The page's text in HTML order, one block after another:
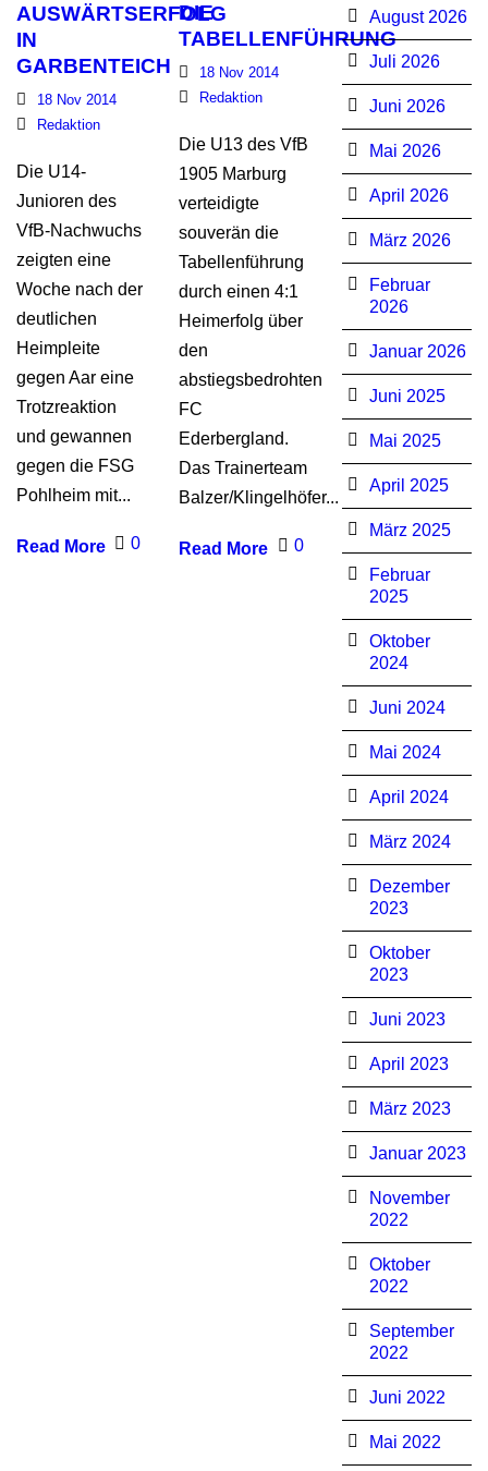
AUSWÄRTSERFOLG
IN
GARBENTEICH
18 Nov 2014
Redaktion
Die U14-
Junioren des
VfB-Nachwuchs
zeigten eine
Woche nach der
deutlichen
Heimpleite
gegen Aar eine
Trotzreaktion
und gewannen
gegen die FSG
Pohlheim mit...
Read More 0
DIE
TABELLENFÜHRUNG
18 Nov 2014
Redaktion
Die U13 des VfB
1905 Marburg
verteidigte
souverän die
Tabellenführung
durch einen 4:1
Heimerfolg über
den
abstiegsbedrohten
FC
Ederbergland.
Das Trainerteam
Balzer/Klingelhöfer...
Read More 0
August 2026
Juli 2026
Juni 2026
Mai 2026
April 2026
März 2026
Februar
2026
Januar 2026
Juni 2025
Mai 2025
April 2025
März 2025
Februar
2025
Oktober
2024
Juni 2024
Mai 2024
April 2024
März 2024
Dezember
2023
Oktober
2023
Juni 2023
April 2023
März 2023
Januar 2023
November
2022
Oktober
2022
September
2022
Juni 2022
Mai 2022